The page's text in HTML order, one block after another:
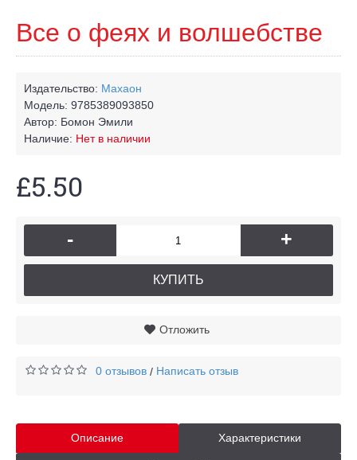
Все о феях и волшебстве
Издательство: Махаон
Модель: 9785389093850
Автор: Бомон Эмили
Наличие: Нет в наличии
£5.50
- +
КУПИТЬ
Отложить
0 отзывов / Написать отзыв
Описание Характеристики